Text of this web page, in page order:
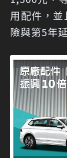
用配件，
險與第5年